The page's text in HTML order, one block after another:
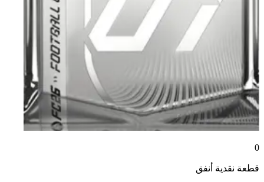
0
قطعة نقدية أنفق